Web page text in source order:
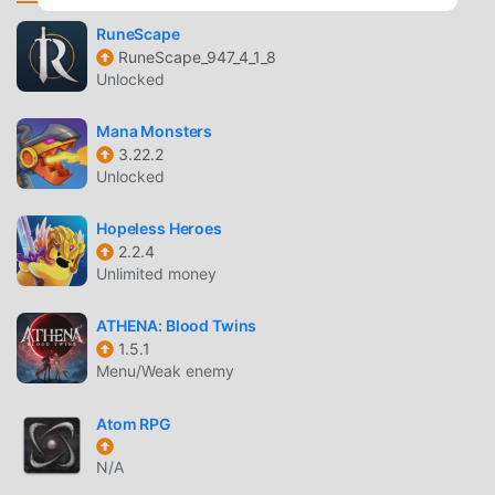
de instalación gratuita. Simplemente descargue el cliente
moddroid, puede descargar e instalar Gunspell 1.6.699 con
un solo clic. ¡Qué estás esperando, descarga moddroid y
juega!
JUGABILIDAD ÚNICA
Gunspell Como un popular juego de rpg , su jugabilidad
única lo ha ayudado a ganar una gran cantidad de fanáticos
en todo el mundo. A diferencia de los juegos tradicionales
de rpg , en Gunspell, solo necesitas pasar por el tutorial
todo el juego y disfrutar de la alegría que brinda el clásico
rpg juegos Gunspell 1.6.699. Al mismo tiempo, moddroid
ha creado especialmente una plataforma para los amantes
compartir con todos los amantes de los juegos de la rpg
de todo el mundo. ¿Qué está esperando? Únase a
moddroid y disfrute del juego rpg con todos los socios
RuneScape
RuneScape_947_4_1_8
Unlocked
Mana Monsters
3.22.2
Unlocked
Hopeless Heroes
2.2.4
Unlimited money
ATHENA: Blood Twins
1.5.1
Menu/Weak enemy
Atom RPG
N/A